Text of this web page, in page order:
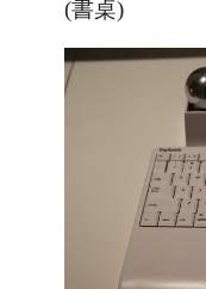
(書桌)